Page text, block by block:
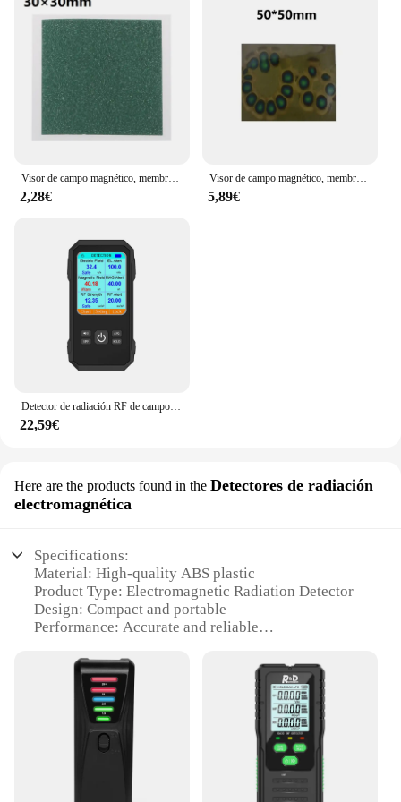
Visor de campo magnético, membrana de visualización de patrón, Detector de tarjeta magnética, verde oscuro, 50/25/30mm
2,28€
Visor de campo magnético, membrana de visualización de patrones, Detector de tarjetas magnéticas L4MF, detectores de radiación electromagnética de Color verdadero amarillo
5,89€
Detector de radiación RF de campo magnético multifuncional 3 en 1, probador de radiación electromagnética de mano, medidor EMF
22,59€
Here are the products found in the Detectores de radiación
electromagnética
Specifications:
Material: High-quality ABS plastic
Product Type: Electromagnetic Radiation Detector
Design: Compact and portable
Performance: Accurate and reliable
carrying case
Usage: Ideal for detecting electromagnetic radiation
in various environments
Features:
**Advanced Detection Technology**